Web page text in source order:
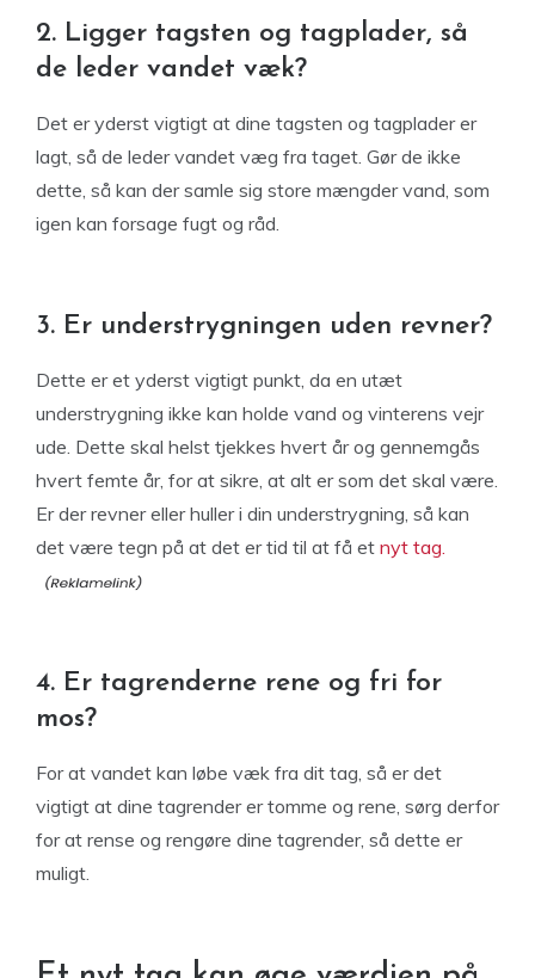
2. Ligger tagsten og tagplader, så
de leder vandet væk?
Det er yderst vigtigt at dine tagsten og tagplader er
lagt, så de leder vandet væg fra taget. Gør de ikke
dette, så kan der samle sig store mængder vand, som
igen kan forsage fugt og råd.
3. Er understrygningen uden revner?
Dette er et yderst vigtigt punkt, da en utæt
understrygning ikke kan holde vand og vinterens vejr
ude. Dette skal helst tjekkes hvert år og gennemgås
hvert femte år, for at sikre, at alt er som det skal være.
Er der revner eller huller i din understrygning, så kan
det være tegn på at det er tid til at få et nyt tag.
4. Er tagrenderne rene og fri for
mos?
For at vandet kan løbe væk fra dit tag, så er det
vigtigt at dine tagrender er tomme og rene, sørg derfor
for at rense og rengøre dine tagrender, så dette er
muligt.